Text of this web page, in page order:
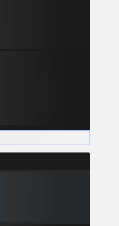
3,56 Md